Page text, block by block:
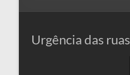
Urgência das ruas